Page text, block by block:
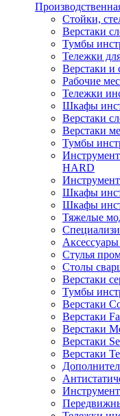
Стойки,
Верстаки
Тумбы
Тележки
Верстаки и
Рабочие
Тележки
Шкафы
Верстаки
Верстаки
Тумбы
HARD
Шкафы
Шкафы
Тяжелые
Стулья
Столы
Верстаки
Тумбы
Верстаки
Верстаки
Верстаки
Верстаки
Верстаки